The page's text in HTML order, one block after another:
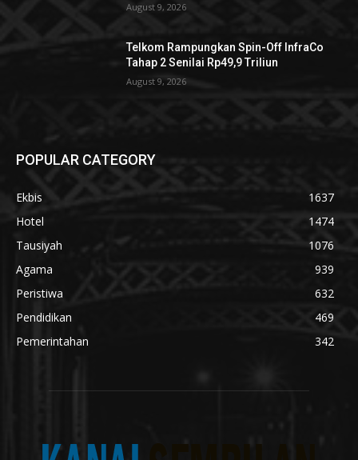
August 9, 2026
Telkom Rampungkan Spin-Off InfraCo
Tahap 2 Senilai Rp49,9 Triliun
August 9, 2026
POPULAR CATEGORY
Ekbis
1637
Hotel
1474
Tausiyah
1076
Agama
939
Peristiwa
632
Pendidikan
469
Pemerintahan
342